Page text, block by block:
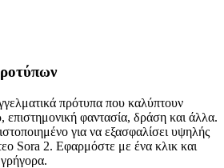
πρότυπα που καλύπτουν
επιστημονική φαντασία, δράση και άλλα.
για να εξασφαλίσει υψηλής
Sora 2. Εφαρμόστε με ένα κλικ και